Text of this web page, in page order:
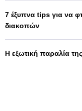
7 έξυπνα tips για να
διακοπών
Η εξωτική παραλία